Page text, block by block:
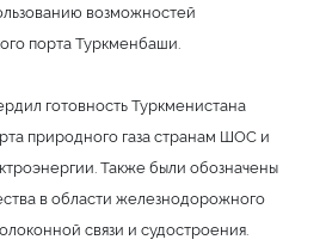
возможностей
порта Туркменбаши.
готовность Туркменистана
природного газа странам ШОС и
Также были обозначены
в области железнодорожного
связи и судостроения.